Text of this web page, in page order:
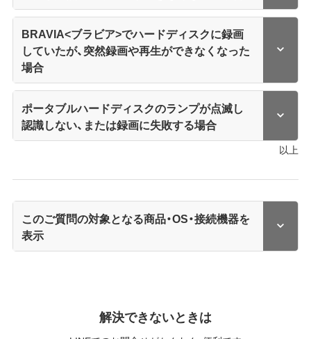
BRAVIA<ブラビア>でハードディスクに録画
していたが、突然録画や再生ができなくなった
場合
ポータブルハードディスクのランプが点滅し
認識しない、または録画に失敗する場合
以上
このご質問の対象となる商品・OS・接続機器を
表示
解決できないときは